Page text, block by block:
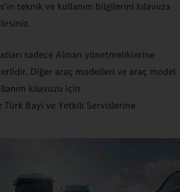
teknik ve kullanım bilgilerini kılavuza
sadece Alman yönetmeliklerine
Diğer araç modelleri ve araç model
kılavuzu için
Türk Bayi ve Yetkili Servislerine